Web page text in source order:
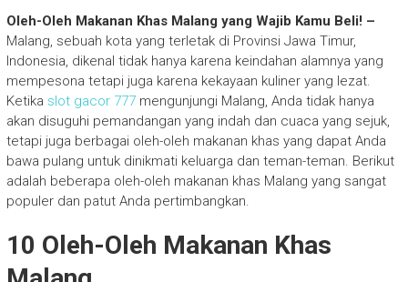
Oleh-Oleh Makanan Khas Malang yang Wajib Kamu Beli! –
Malang, sebuah kota yang terletak di Provinsi Jawa Timur,
Indonesia, dikenal tidak hanya karena keindahan alamnya yang
mempesona tetapi juga karena kekayaan kuliner yang lezat.
Ketika slot gacor 777mengunjungi Malang, Anda tidak hanya
akan disuguhi pemandangan yang indah dan cuaca yang sejuk,
tetapi juga berbagai oleh-oleh makanan khas yang dapat Anda
bawa pulang untuk dinikmati keluarga dan teman-teman. Berikut
adalah beberapa oleh-oleh makanan khas Malang yang sangat
populer dan patut Anda pertimbangkan.
10 Oleh-Oleh Makanan Khas